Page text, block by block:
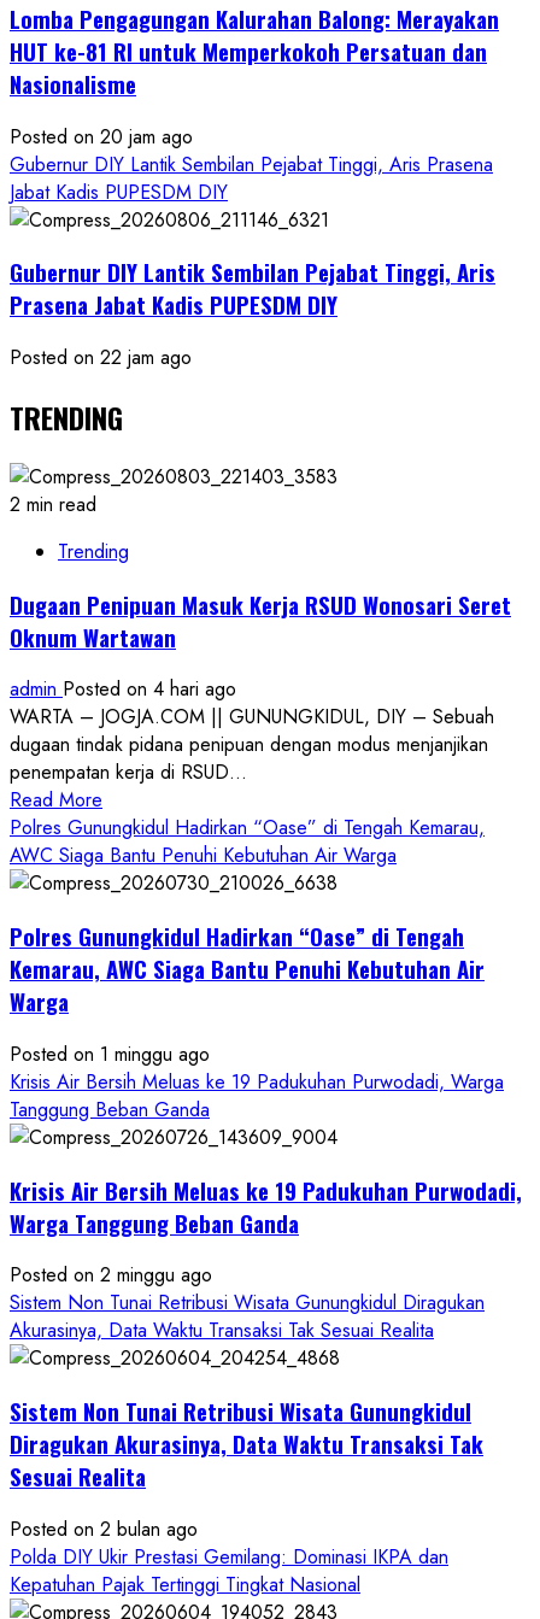
Lomba Pengagungan Kalurahan Balong: Merayakan
HUT ke-81 RI untuk Memperkokoh Persatuan dan
Nasionalisme
Posted on 20 jam ago
Gubernur DIY Lantik Sembilan Pejabat Tinggi, Aris Prasena
Jabat Kadis PUPESDM DIY
Gubernur DIY Lantik Sembilan Pejabat Tinggi, Aris
Prasena Jabat Kadis PUPESDM DIY
Posted on 22 jam ago
TRENDING
2 min read
Trending
Dugaan Penipuan Masuk Kerja RSUD Wonosari Seret
Oknum Wartawan
admin Posted on 4 hari ago
WARTA – JOGJA.COM || GUNUNGKIDUL, DIY – Sebuah
dugaan tindak pidana penipuan dengan modus menjanjikan
penempatan kerja di RSUD...
Read More
more
about
Dugaan
Masuk
Kerja
Seret
Oknum
Wartawan
Polres Gunungkidul Hadirkan “Oase” di Tengah Kemarau,
AWC Siaga Bantu Penuhi Kebutuhan Air Warga
Polres Gunungkidul Hadirkan “Oase” di Tengah
Kemarau, AWC Siaga Bantu Penuhi Kebutuhan Air
Warga
Posted on 1 minggu ago
Krisis Air Bersih Meluas ke 19 Padukuhan Purwodadi, Warga
Tanggung Beban Ganda
Krisis Air Bersih Meluas ke 19 Padukuhan Purwodadi,
Warga Tanggung Beban Ganda
Posted on 2 minggu ago
Sistem Non Tunai Retribusi Wisata Gunungkidul Diragukan
Akurasinya, Data Waktu Transaksi Tak Sesuai Realita
Sistem Non Tunai Retribusi Wisata Gunungkidul
Diragukan Akurasinya, Data Waktu Transaksi Tak
Sesuai Realita
Posted on 2 bulan ago
Polda DIY Ukir Prestasi Gemilang: Dominasi IKPA dan
Kepatuhan Pajak Tertinggi Tingkat Nasional